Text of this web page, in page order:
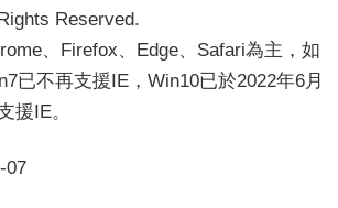
Reserved.
、Firefox、Edge、Safari為主，如
已不再支援IE，Win10已於2022年6月
援IE。
07